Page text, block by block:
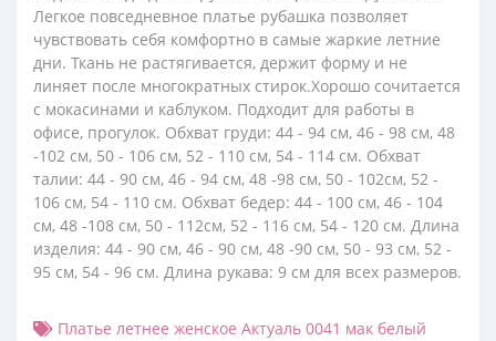
Легкое повседневное платье рубашка позволяет
чувствовать себя комфортно в самые жаркие летние
дни. Ткань не растягивается, держит форму и не
линяет после многократных стирок.Хорошо сочитается
с мокасинами и каблуком. Подходит для работы в
офисе, прогулок. Обхват груди: 44 - 94 см, 46 - 98 см, 48
-102 см, 50 - 106 см, 52 - 110 см, 54 - 114 см. Обхват
талии: 44 - 90 см, 46 - 94 см, 48 -98 см, 50 - 102см, 52 -
106 см, 54 - 110 см. Обхват бедер: 44 - 100 см, 46 - 104
см, 48 -108 см, 50 - 112см, 52 - 116 см, 54 - 120 см. Длина
изделия: 44 - 90 см, 46 - 90 см, 48 -90 см, 50 - 93 см, 52 -
95 см, 54 - 96 см. Длина рукава: 9 см для всех размеров.
Платье летнее женское Актуаль 0041 мак белый